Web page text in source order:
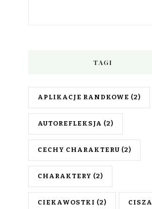
TAGI
APLIKACJE RANDKOWE (2)
AUTOREFLEKSJA (2)
CECHY CHARAKTERU (2)
CHARAKTERY (2)
CIEKAWOSTKI (2) CISZA